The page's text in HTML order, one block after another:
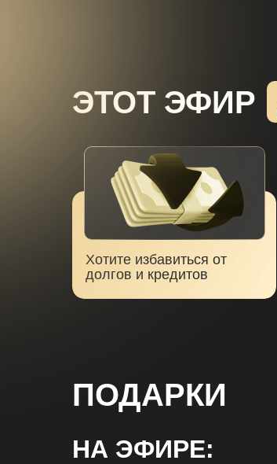
ЭТОТ ЭФИР
Хотите избавиться от
долгов и кредитов
НА ЭФИРЕ:
ПОДАРКИ